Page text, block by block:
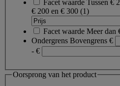
Facet waarde Tussen €
€ 200 en € 300 (1)
Facet waarde Meer dan
Ondergrens Bovengrens €
- €
Oorsprong van het product